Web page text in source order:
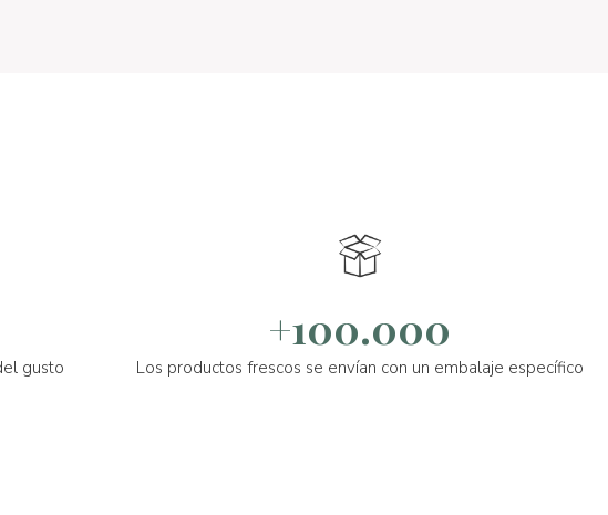
gusto
+100.000
Los productos frescos se envían con un embalaje específico